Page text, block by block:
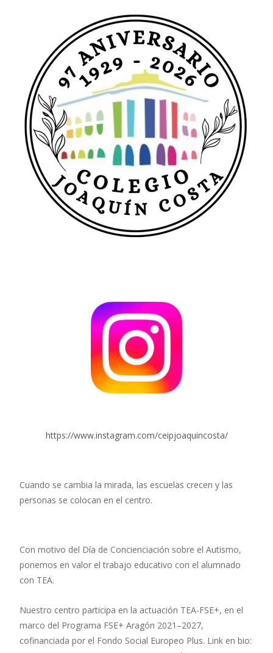
entradas
https://www.instagram.com/ceipjoaquincosta/
Cuando se cambia la mirada, las escuelas crecen y las
personas se colocan en el centro.
Con motivo del Día de Concienciación sobre el Autismo,
ponemos en valor el trabajo educativo con el alumnado
con TEA.
Nuestro centro participa en la actuación TEA-FSE+, en el
marco del Programa FSE+ Aragón 2021–2027,
cofinanciada por el Fondo Social Europeo Plus. Link en bio: